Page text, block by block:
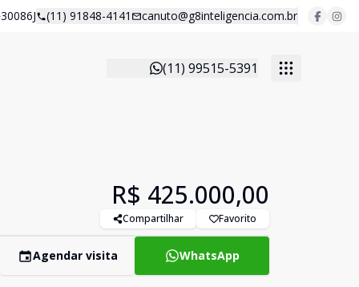
30086J (11) 91848-4141 canuto@g8inteligencia.com.br
(11) 99515-5391
R$ 425.000,00
Compartilhar Favorito
Agendar visita WhatsApp